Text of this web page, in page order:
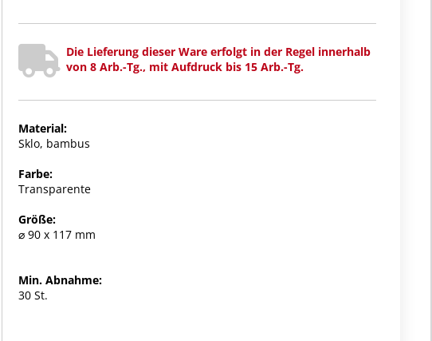
Die Lieferung dieser Ware erfolgt in der Regel innerhalb
von 8 Arb.-Tg., mit Aufdruck bis 15 Arb.-Tg.
Material:
Sklo, bambus
Farbe:
Transparente
Größe:
⌀ 90 x 117 mm
Min. Abnahme:
30 St.